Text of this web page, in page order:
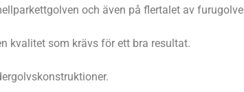
och även på flertalet av
kvalitet som krävs för ett bra resultat.